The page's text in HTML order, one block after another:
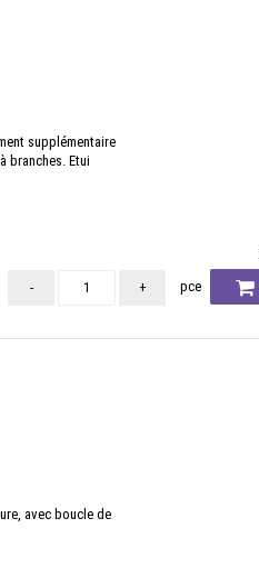
supplémentaire
branches. Etui
- + pce
avec boucle de